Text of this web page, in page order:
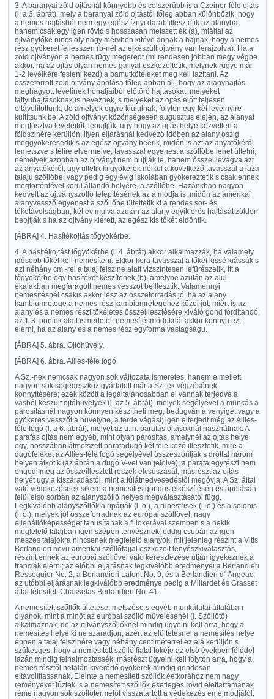
3. A baranyai zöld ojtásnál könnyebb és célszerübb is a Czeiner-féle ojtás
(l. a 3. ábrát), mely a baranyai zöld ojtástól főleg abban különbözik, hogy
a nemes hajtásból nem egy egész íznyi darab illesztetik az alanyba,
hanem csak egy igen rövid s hosszasan metszett ék (a), miáltal az
ojtványtőke nincs oly nagy mérvben kitéve annak a bajnak, hogy a nemes
rész gyökeret fejlesszen (b-nél az elkészült ojtvány van lerajzolva). Ha a
zöld ojtványon a nemes rügy megeredt (mi rendesen jobban megy végbe
akkor, ha az ojtás olyan nemes gallyal eszközöltetik, melynek rügye már
1-2 levélkére fesleni kezd) a pamutköteléket meg kell lazítani. Az
összeforrott zöld ojtvány ápolása főleg abban áll, hogy az alanyhajtás
meghagyott levelinek hónaljaiból előtörő hajtásokat, melyeket
fattyuhajtásoknak is neveznek, s melyeket az ojtás előtt teljesen
eltávolítottunk, de amelyek egyre kiújulnak, folyton egy-két levélnyire
kultítsunk be. A zöld ojtványt közönségesen augusztus elején, az alanyat
megfosztva leveleitől, lebujtják, ugy hogy az ojtás helye közvetlen a
földszinére kerüljön; ilyen eljárásnál kedvező időben az alany őszig
meggyökeresedik s az egész ojtvány beérik, midőn is azt az anyatőkéről
lemetszve s télire elvermelve, tavasszal egyenest a szőllőbe lehet ültetni;
némelyek azonban az ojtványt nem bujtják le, hanem ősszel levágva azt
az anyatőkéről, ugy ültetik ki gyökerek nélkül a következő tavasszal a laza
talaju szőllőbe, vagy pedig egy évig iskolában gyökereztetik s csak ennek
megtörténtével kerül állandó helyére, a szőllőbe. Hazánkban nagyon
kedvelt az ojtványszőllő telepítésének az a módja is, midőn az amerikai
alanyvessző egyenest a szőllőbe ültettetik ki a rendes sor- és
tőketávolságban, két év mulva azután az alany egyik erős hajtását zölden
beojtják s ha az ojtvány kiérett, az egész kis tőkét eldöntik.
[ÁBRA] 4. Hasítékojtás tőgyökérbe.
4. A hasítékojtást tőgyökérbe (l. 4. ábrát) akkor alkalmazzák, ha valamely
idősebb tőkét kell nemesíteni. Ekkor kora tavasszal a tőkét kissé kiássák s
azt néhány cm.-rel a talaj felszine alatt vizszintesen lefürészelik, itt a
tőgyökérbe egy hasítékot készítenek (b), amelybe azután az alul
ékalakban megfaragott nemes vesszőt beillesztik. Valamennyi
nemesítésnél csakis akkor lesz az összeforradás jó, ha az alany
kambiumrétege a nemes rész kambiumrétegéhez közel jut, miért is az
alany és a nemes részt tökéletes összeillesztésére kiváló gond fordítandó;
az 1-3. pontok alatt ismertetett nemesítésmódoknál akkor könnyü ezt
elérni, ha az alany és a nemes rész egyforma vastagságu.
[ÁBRA] 5. ábra. Ojtóhüvely.
[ÁBRA] 6. ábra. Allies-féle fogó.
A Sz.-nek nemcsak nagyon sok változata ismeretes, hanem e mellett
nagyon sok segédeszköz gyártatott már a Sz.-ek végzésének
könnyítésére; ezek között a legáltalánosabban el vannak terjedve a
vasból készült ojtóhüvelyek (l. az 5. ábrát), melyek segélyével a munkás a
párosításnál nagyon könnyen készítheti meg, bedugván a venyigét vagy a
gyökeres vesszőt a hüvelybe, a ferde vágást; igen elterjedt még az Allies-
féle fogó (l. a 6. ábrát), melyet az u. n. parafás ojtásoknál használnak. A
parafás ojtás nem egyéb, mint olyan párosítás, amelynél az ojtás helye
egy, hosszában átmetszett parafadugó két fele közé illesztetik, mire a
dugófeleket az Allies-féle fogó segélyével összeszorítják s dróttal három
helyen átkötik (az ábrán a dugó V-vel van jelölve); a parafa egyrészt nem
engedi meg az összeillesztett részek elcsúszását, másrészt az ojtás
helyét ugy a kiszáradástól, mint a túlátnedvesedéstől megóvja. A Sz. által
való védekezésnek sikere a nemesítés gondos elkészítésén és ápolásán
felül első sorban az alanyszőllő helyes megválasztásától függ.
Legkiválóbb alanyszőllők a ripáriák (l. o.), a rupestrisek (l. o.) és a solonis
(l. o.), melyek jól összeforradnak az európai szőllővel, nagy
ellenállóképességet tanusítanak a filloxerával szemben s a nekik
megfelelő talajban igen szépen tenyésznek; eddig csupán az igen
meszes talajokra nincsenek megfelelő alanyok, mit jelenleg részint a Vitis
Berlandieri nevü amerikai szőllőfajjal eszközölt tenyészkiválasztás,
részint ennek az európai szőllővel való keresztezése útján igyekeznek a
franciák elérni; az előbbi eljárásnak legkiválóbb eredményei a Berlandieri
Rességuier No. 2, a Berlandieri Lafont No. 9, és a Berlandieri d" Angeac;
az utóbbi eljárásnak legkiválóbb eredménye pedig a Millardet és Grasset
által létesített Chasselas Berlandieri No. 41.
A nemesített szőllők ültetése, metszése s egyéb munkálatai általában
olyanok, mint a minőt az európai szőllő művelésénél (l. Szőllőtő)
alkalmaznak, de az ojtványszőllőknél mindig ügyelni kell arra, hogy a
nemesítés helye ki ne száradjon, azért az elültetésnél a nemesítés helye
éppen a talaj felszinére vagy néhány centiméterrel ez alá kerüljön s
szükésges, hogy a nemesített szőllő fiatal tőkéje az első években földdel
lazán mindig felhalmoztassék; másrészt ügyelni kell folyton arra, hogy a
nemes résztől netalán kiverődő gyökerek mindig gondosan
eltávolíttassanak. Eleinte a nemesített szőllők éetkorához nem nagy
reményeket fűztek, s a nemesített szőllők esetleges rövid élettartamának
réme nagyon sok szőllőtermelőt visszatartott a védekezés eme módjától;